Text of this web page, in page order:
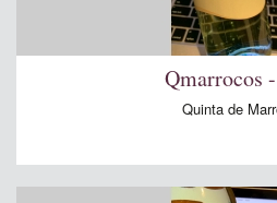
Qmarrocos
Quinta de